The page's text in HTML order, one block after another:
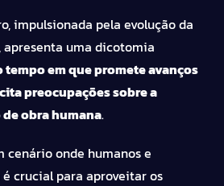
impulsionada pela evolução da
uma dicotomia
tempo em que promete avanços
preocupações sobre a
obra humana.
cenário onde humanos e
crucial para aproveitar os